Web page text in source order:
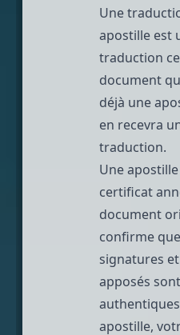
Une
apostille est
traduction
document
déjà une
en recevra
traduction.
Une
certificat
document
confirme
signatures
apposés sont
apostille,